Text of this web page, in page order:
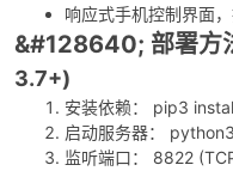
响应式手机控制界面，
&#128640; 部署方
3.7+)
安装依赖： pip3
启动服务器：
监听端口： 8822